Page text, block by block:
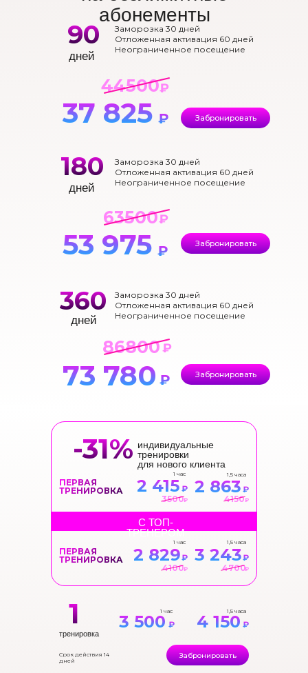
абонементы
дней
360
73 780 ₽
86800
Заморозка 30 дней
Отложенная активация 60 дней
Неограниченное посещение
₽
дней
180
53 975 ₽
63500
Заморозка 30 дней
Отложенная активация 60 дней
Неограниченное посещение
₽
дней
90
37 825 ₽
44500
Заморозка 30 дней
Отложенная активация 60 дней
Неограниченное посещение
₽
Забронировать
Забронировать
Забронировать
4700₽
3 243₽
1,5 часа
4100₽
2 829₽
1 час
ПЕРВАЯ
ТРЕНИРОВКА
ПЕРВАЯ
ТРЕНИРОВКА
4150₽
2 863 ₽
1,5 часа
3500₽
2 415 ₽
1 час
С ТОП-
ТРЕНЕРОМ
-31% индивидуальные
тренировки
для нового клиента
4 150 ₽
1,5 часа
3 500 ₽
1 час
1
тренировка
Срок действия 14
дней
Забронировать